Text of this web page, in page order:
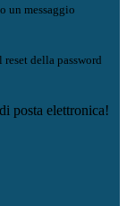
un messaggio
della password
posta elettronica!